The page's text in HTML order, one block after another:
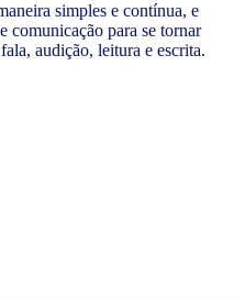
simples e contínua, e
comunicação para se tornar
audição, leitura e escrita.